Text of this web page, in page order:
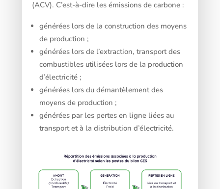
(ACV). C’est-à-dire les émissions de carbone :
générées lors de la construction des moyens
de production ;
générées lors de l’extraction, transport des
combustibles utilisées lors de la production
d’électricité ;
générées lors du démantèlement des
moyens de production ;
générées par les pertes en ligne liées au
transport et à la distribution d’électricité.